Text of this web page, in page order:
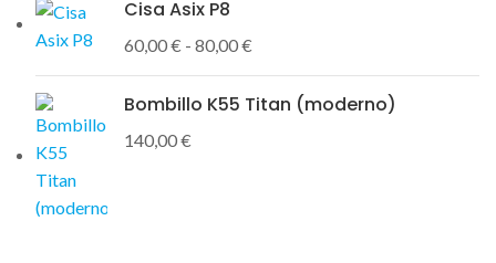
Cisa Asix P8
60,00€ - 80,00€
Bombillo K55 Titan (moderno)
140,00€